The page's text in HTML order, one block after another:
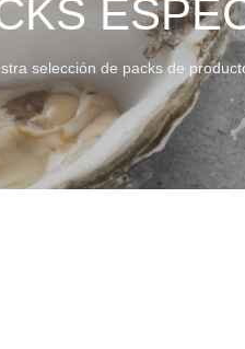
selección de packs de